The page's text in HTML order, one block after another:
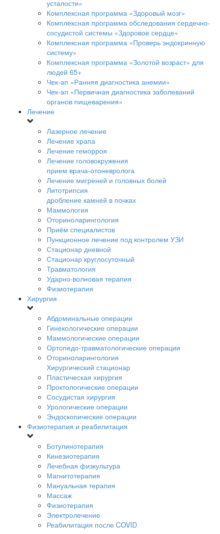
усталости»
Комплексная программа «Здоровый мозг»
Комплексная программа обследования сердечно-
сосудистой системы «Здоровое сердце»
Комплексная программа «Проверь эндокринную
систему»
Комплексная программа «Золотой возраст» для
людей 65+
Чек-ап «Ранняя диагностика анемии»
Чек-ап «Первичная диагностика заболеваний
органов пищеварения»
Лечение
Лазерное лечение
Лечение храпа
Лечение геморроя
Лечение головокружения
прием врача-отоневролога
Лечение мигреней и головных болей
Литотрипсия
дробление камней в почках
Маммология
Оториноларингология
Приём специалистов
Пункционное лечение под контролем УЗИ
Стационар дневной
Стационар круглосуточный
Травматология
Ударно-волновая терапия
Физиотерапия
Хирургия
Абдоминальные операции
Гинекологические операции
Маммологические операции
Ортопедо-травматологические операции
Оториноларингология
Хирургический стационар
Пластическая хирургия
Проктологические операции
Сосудистая хирургия
Урологические операции
Эндоскопические операции
Физиотерапия и реабилитация
Ботулинотерапия
Кинезиотерапия
Лечебная физкультура
Магнитотерапия
Мануальная терапия
Массаж
Физиотерапия
Электролечение
Реабилитация после COVID